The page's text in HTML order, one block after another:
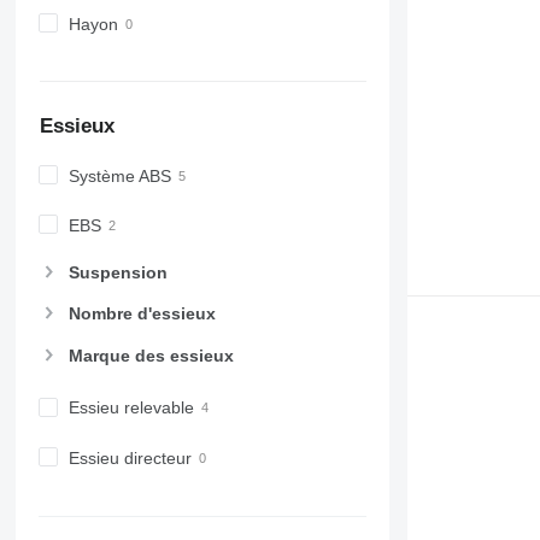
Hayon
Essieux
Système ABS
EBS
Suspension
Nombre d'essieux
Marque des essieux
Essieu relevable
Essieu directeur